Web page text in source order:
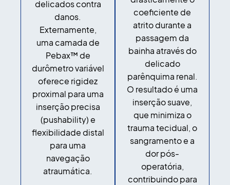
delicados contra
danos.
Externamente,
uma camada de
Pebax™ de
durômetro variável
oferece rigidez
proximal para uma
inserção precisa
(pushability) e
flexibilidade distal
para uma
navegação
atraumática.
coeficiente de
atrito durante a
passagem da
bainha através do
delicado
parênquima renal.
O resultado é uma
inserção suave,
que minimiza o
trauma tecidual, o
sangramento e a
dor pós-
operatória,
contribuindo para